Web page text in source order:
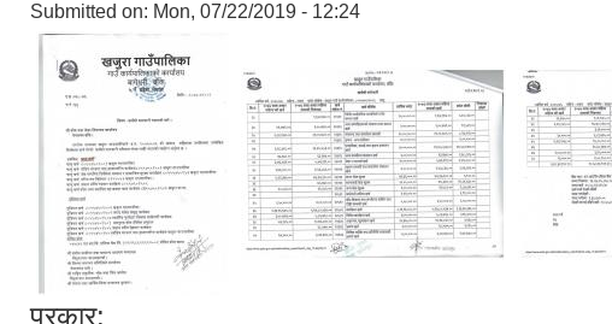
Submitted on: Mon, 07/22/2019 - 12:24
प्रकार: